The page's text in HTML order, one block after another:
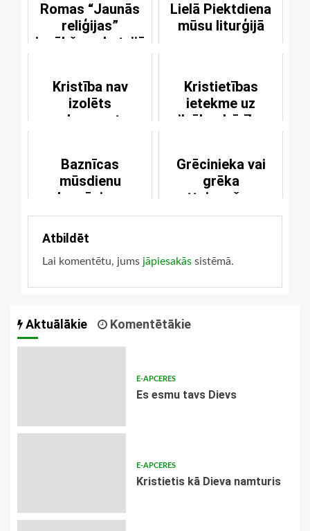
Romas “Jaunās
reliģijas”
ienākšana Latvijā
Lielā Piektdiena
mūsu liturģijā
Kristība nav
izolēts
sakraments
Kristietības
ietekme uz
cilvēka dzīvības
Baznīcas
mūsdienu
ekumēnisma
entuziasmā
Grēcinieka vai
grēka
attaisnošana
Atbildēt
Lai komentētu, jums jāpiesakās sistēmā.
Aktuālākie Komentētākie
E-APCERES
Es esmu tavs Dievs
E-APCERES
Kristietis kā Dieva namturis